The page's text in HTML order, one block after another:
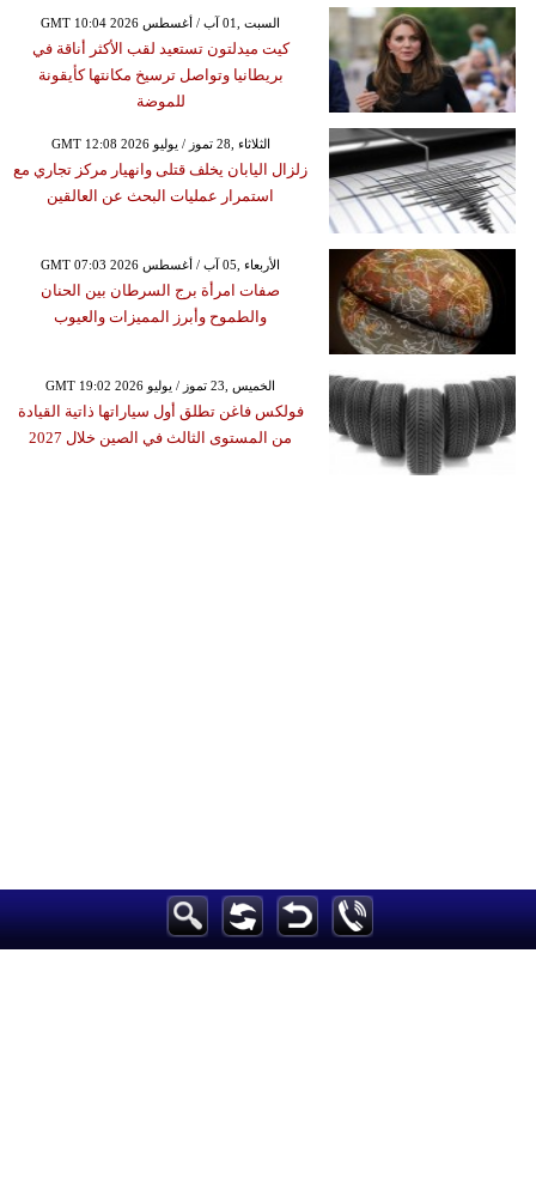
GMT 10:04 2026 السبت ,01 آب / أغسطس
كيت ميدلتون تستعيد لقب الأكثر أناقة في
بريطانيا وتواصل ترسيخ مكانتها كأيقونة
للموضة
GMT 12:08 2026 الثلاثاء ,28 تموز / يوليو
زلزال اليابان يخلف قتلى وانهيار مركز تجاري مع
استمرار عمليات البحث عن العالقين
GMT 07:03 2026 الأربعاء ,05 آب / أغسطس
صفات امرأة برج السرطان بين الحنان
والطموح وأبرز المميزات والعيوب
GMT 19:02 2026 الخميس ,23 تموز / يوليو
فولكس فاغن تطلق أول سياراتها ذاتية القيادة
من المستوى الثالث في الصين خلال 2027